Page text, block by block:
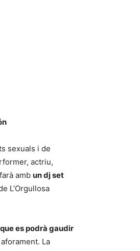
sexuals i de
actriu,
amb un dj set
L’Orgullosa
es podrà gaudir
La